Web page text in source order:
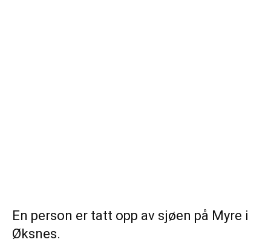
En person er tatt opp av sjøen på Myre i
Øksnes.